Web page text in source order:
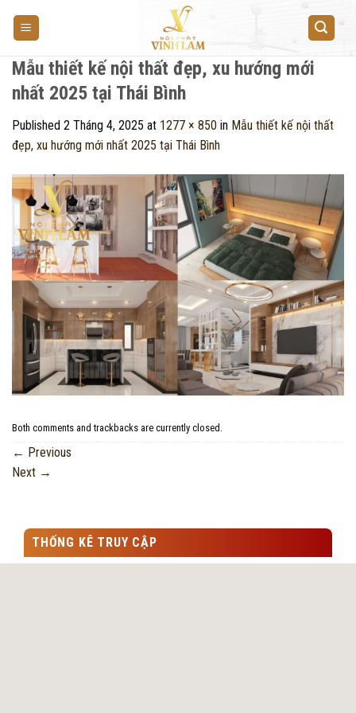
Mẫu thiết kế nội thất đẹp, xu hướng mới
nhất 2025 tại Thái Bình
Published 2 Tháng 4, 2025 at 1277 × 850 in Mẫu thiết kế nội thất
đẹp, xu hướng mới nhất 2025 tại Thái Bình
Both comments and trackbacks are currently closed.
← Previous
Next →
THỐNG KÊ TRUY CẬP